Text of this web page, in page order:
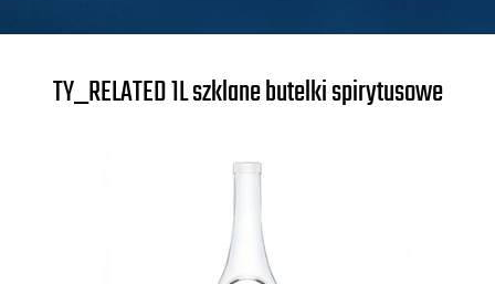
TY_RELATED 1L szklane butelki spirytusowe